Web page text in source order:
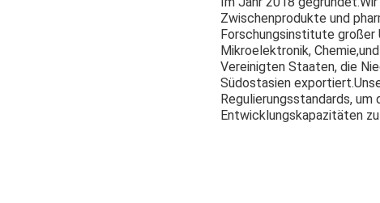
Zwischenprodukte und
Forschungsinstitute großer
Mikroelektronik,
Vereinigten Staaten, die
Südostasien exportiert.
Regulierungsstandards,
Entwicklungskapazitäten